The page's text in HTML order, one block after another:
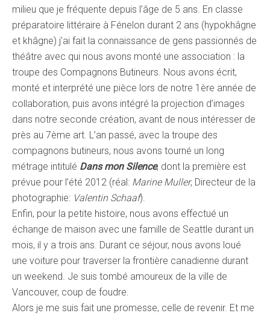
milieu que je fréquente depuis l’âge de 5 ans. En classe
préparatoire littéraire à Fénelon durant 2 ans (hypokhâgne
et khâgne) j’ai fait la connaissance de gens passionnés de
théâtre avec qui nous avons monté une association : la
troupe des Compagnons Butineurs. Nous avons écrit,
monté et interprété une pièce lors de notre 1ère année de
collaboration, puis avons intégré la projection d’images
dans notre seconde création, avant de nous intéresser de
près au 7ème art. L’an passé, avec la troupe des
compagnons butineurs, nous avons tourné un long
métrage intitulé Dans mon Silence, dont la première est
prévue pour l’été 2012 (réal: Marine Muller, Directeur de la
photographie: Valentin Schaaf).
Enfin, pour la petite histoire, nous avons effectué un
échange de maison avec une famille de Seattle durant un
mois, il y a trois ans. Durant ce séjour, nous avons loué
une voiture pour traverser la frontière canadienne durant
un weekend. Je suis tombé amoureux de la ville de
Vancouver, coup de foudre.
Alors je me suis fait une promesse, celle de revenir. Et me